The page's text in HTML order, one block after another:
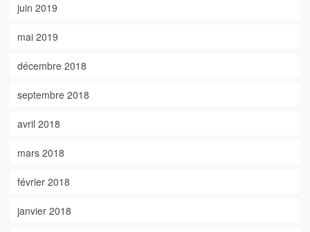
juin 2019
mai 2019
décembre 2018
septembre 2018
avril 2018
mars 2018
février 2018
janvier 2018